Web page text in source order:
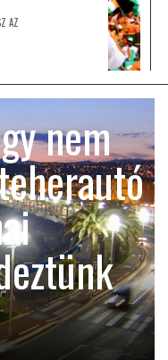
AZ
nem